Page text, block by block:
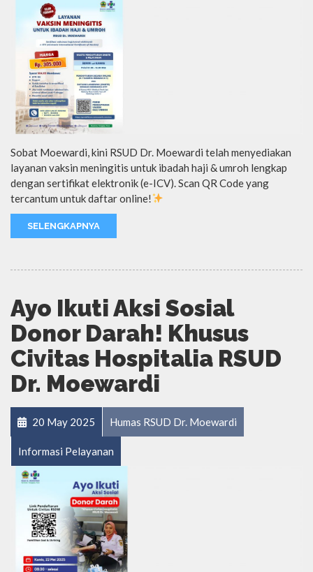
Sobat Moewardi, kini RSUD Dr. Moewardi telah menyediakan
layanan vaksin meningitis untuk ibadah haji & umroh lengkap
dengan sertifikat elektronik (e-ICV). Scan QR Code yang
tercantum untuk daftar online!
SELENGKAPNYA
Ayo Ikuti Aksi Sosial
Donor Darah! Khusus
Civitas Hospitalia RSUD
Dr. Moewardi
20 May 2025 Humas RSUD Dr. Moewardi
Informasi Pelayanan